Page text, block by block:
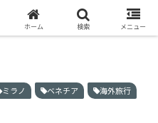
HIS 陽光のイタリア周遊8日間 【2
ミラノ ベネチア
海外旅行
ホーム 検索 メニュー